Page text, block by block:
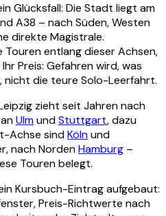
Glücksfall: Die Stadt liegt am
A38 – nach Süden, Westen
direkte Magistrale.
entlang dieser Achsen,
Preis: Gefahren wird, was
nicht die teure Solo-Leerfahrt.
zieht seit Jahren nach
UlmundStuttgart, dazu
Achse sindKölnund
nach NordenHamburg –
Touren belegt.
Kursbuch-Eintrag aufgebaut:
Preis-Richtwerte nach